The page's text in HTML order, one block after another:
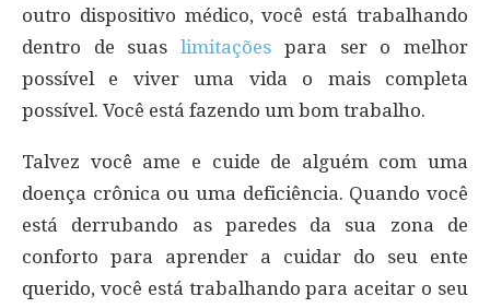
outro dispositivo médico, você está trabalhando
dentro de suaslimitações para ser o melhor
possível e viver uma vida o mais completa
possível. Você está fazendo um bom trabalho.
Talvez você ame e cuide de alguém com uma
doença crônica ou uma deficiência. Quando você
está derrubando as paredes da sua zona de
conforto para aprender a cuidar do seu ente
querido, você está trabalhando para aceitar o seu